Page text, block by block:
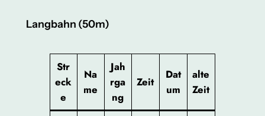
Langbahn (50m)
Str
eck
e
Na
me
Jah
rga
ng
Zeit
Dat
um
alte
Zeit